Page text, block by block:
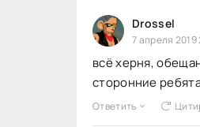
Drossel
7 апреля 2019
всё херня,
сторонние
Ответить